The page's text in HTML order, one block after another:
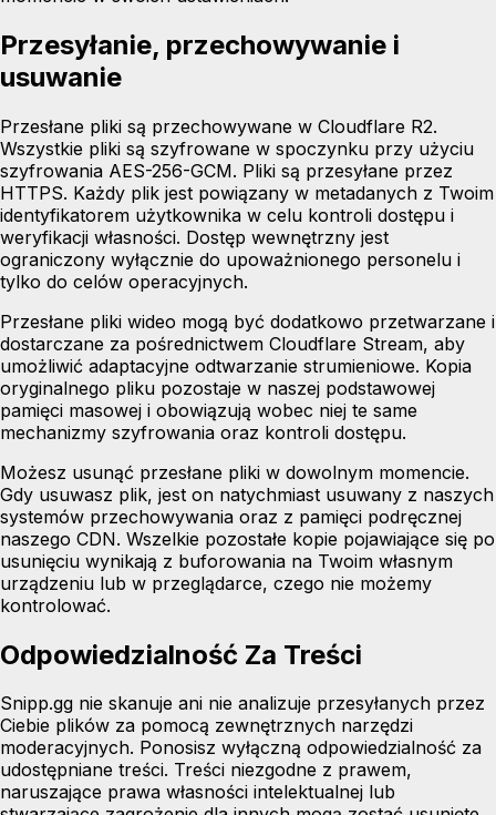
Przesyłanie, przechowywanie i
usuwanie
Przesłane pliki są przechowywane w Cloudflare R2.
Wszystkie pliki są szyfrowane w spoczynku przy użyciu
szyfrowania AES-256-GCM. Pliki są przesyłane przez
HTTPS. Każdy plik jest powiązany w metadanych z Twoim
identyfikatorem użytkownika w celu kontroli dostępu i
weryfikacji własności. Dostęp wewnętrzny jest
ograniczony wyłącznie do upoważnionego personelu i
tylko do celów operacyjnych.
Przesłane pliki wideo mogą być dodatkowo przetwarzane i
dostarczane za pośrednictwem Cloudflare Stream, aby
umożliwić adaptacyjne odtwarzanie strumieniowe. Kopia
oryginalnego pliku pozostaje w naszej podstawowej
pamięci masowej i obowiązują wobec niej te same
mechanizmy szyfrowania oraz kontroli dostępu.
Możesz usunąć przesłane pliki w dowolnym momencie.
Gdy usuwasz plik, jest on natychmiast usuwany z naszych
systemów przechowywania oraz z pamięci podręcznej
naszego CDN. Wszelkie pozostałe kopie pojawiające się po
usunięciu wynikają z buforowania na Twoim własnym
urządzeniu lub w przeglądarce, czego nie możemy
kontrolować.
Odpowiedzialność Za Treści
Snipp.gg nie skanuje ani nie analizuje przesyłanych przez
Ciebie plików za pomocą zewnętrznych narzędzi
moderacyjnych. Ponosisz wyłączną odpowiedzialność za
udostępniane treści. Treści niezgodne z prawem,
naruszające prawa własności intelektualnej lub